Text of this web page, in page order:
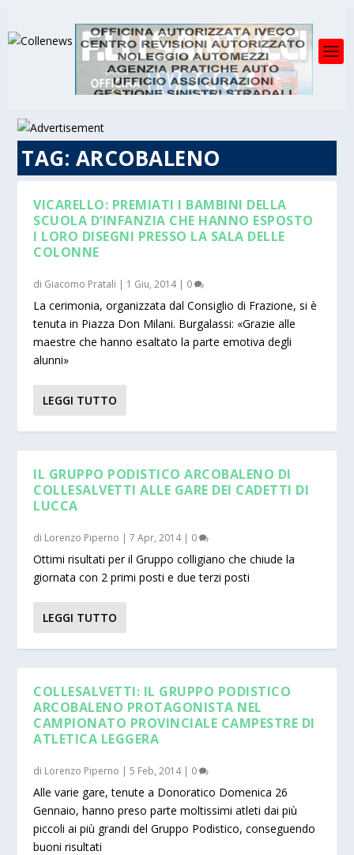
TAG: ARCOBALENO
VICARELLO: PREMIATI I BAMBINI DELLA
SCUOLA D’INFANZIA CHE HANNO ESPOSTO
I LORO DISEGNI PRESSO LA SALA DELLE
COLONNE
di Giacomo Pratali | 1 Giu, 2014| 0
La cerimonia, organizzata dal Consiglio di Frazione, si è
tenuta in Piazza Don Milani. Burgalassi: «Grazie alle
maestre che hanno esaltato la parte emotiva degli
alunni»
LEGGI TUTTO
IL GRUPPO PODISTICO ARCOBALENO DI
COLLESALVETTI ALLE GARE DEI CADETTI DI
LUCCA
di Lorenzo Piperno |7 Apr, 2014| 0
Ottimi risultati per il Gruppo colligiano che chiude la
giornata con 2 primi posti e due terzi posti
LEGGI TUTTO
COLLESALVETTI: IL GRUPPO PODISTICO
ARCOBALENO PROTAGONISTA NEL
CAMPIONATO PROVINCIALE CAMPESTRE DI
ATLETICA LEGGERA
di Lorenzo Piperno |5 Feb, 2014| 0
Alle varie gare, tenute a Donoratico Domenica 26
Gennaio, hanno preso parte moltissimi atleti dai più
piccoli ai più grandi del Gruppo Podistico, conseguendo
buoni risultati